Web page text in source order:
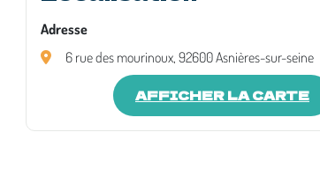
Adresse
6 rue des mourinoux, 92600 Asnières-sur-seine
AFFICHER LA CARTE